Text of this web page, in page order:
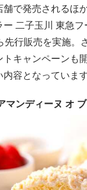
舗で発売されるほ
ー 二子玉川 東急
先行販売を実施。
キャンペーンも
内容となっていま
マンディーヌ オ